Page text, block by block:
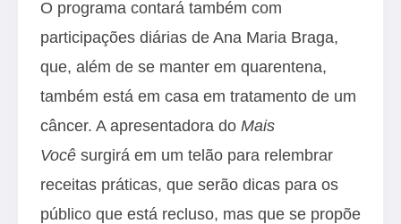
O programa contará também com
participações diárias de Ana Maria Braga,
que, além de se manter em quarentena,
também está em casa em tratamento de um
câncer. A apresentadora do Mais
Você surgirá em um telão para relembrar
receitas práticas, que serão dicas para os
público que está recluso, mas que se propõe